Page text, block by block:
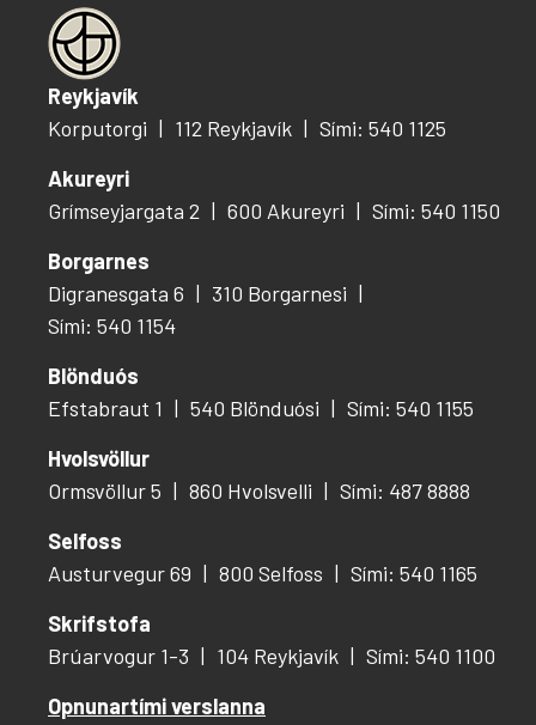
Reykjavík
Korputorgi
112 Reykjavík
Sími: 540 1125
Akureyri
Grímseyjargata 2
600 Akureyri
Sími: 540 1150
Borgarnes
Digranesgata 6
310 Borgarnesi
Sími: 540 1154
Blönduós
Efstabraut 1
540 Blönduósi
Sími: 540 1155
Hvolsvöllur
Ormsvöllur 5
860 Hvolsvelli
Sími: 487 8888
Selfoss
Austurvegur 69
800 Selfoss
Sími: 540 1165
Skrifstofa
Brúarvogur 1-3
104 Reykjavík
Sími: 540 1100
Opnunartími verslanna